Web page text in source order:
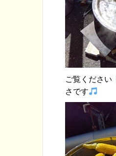
ご覧ください
さです